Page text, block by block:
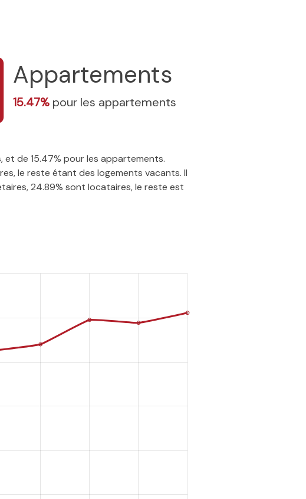
Appartements
15.47% pour les appartements
et de 15.47% pour les appartements.
le reste étant des logements vacants. Il
24.89% sont locataires, le reste est